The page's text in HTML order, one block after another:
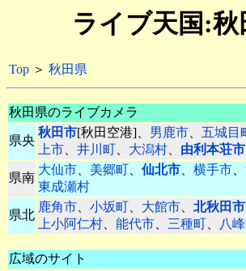
ライブ天国:秋
Top ＞ 秋田県
秋田県のライブカメラ
県央
秋田市[秋田空港]、 男鹿市、 五城目
上市、 井川町、 大潟村、 由利本荘市
県南
大仙市、 美郷町、 仙北市、 横手市、
東成瀬村
県北
鹿角市、 小坂町、 大館市、 北秋田市
上小阿仁村、 能代市、 三種町、 八
広域のサイト